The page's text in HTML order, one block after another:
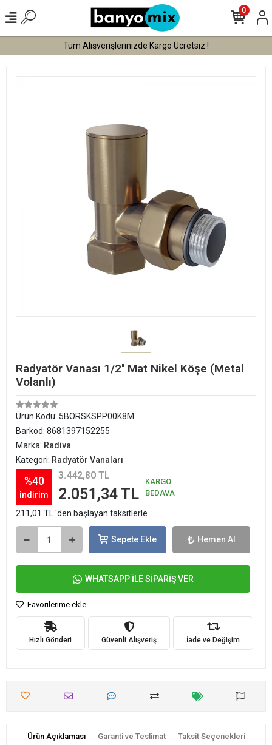
Tüm Alışverişlerinizde Vade Farksız 3 Taksit !
0
Radyatör Vanası 1/2'' Mat Nikel Köşe (Metal
Volanlı)
Ürün Kodu: 5BORSKSPP00K8M
Barkod: 8681397152255
Marka: Radiva
Kategori: Radyatör Vanaları
%40
indirim
3.442,80 TL
2.051,34 TL
KARGO
BEDAVA
211,01 TL 'den başlayan taksitlerle
Sepete Ekle Hemen Al
WHATSAPP İLE SİPARİŞ VER
Favorilerime ekle
Hızlı Gönderi Güvenli Alışveriş İade ve Değişim
Ürün Açıklaması Garanti ve Teslimat Taksit Seçenekleri